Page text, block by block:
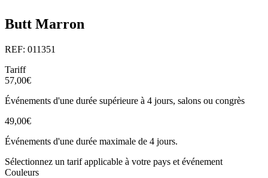
Butt Marron
REF: 011351
Tariff
57,00€
Événements d'une durée supérieure à 4 jours, salons ou congrès
49,00€
Événements d'une durée maximale de 4 jours.
Sélectionnez un tarif applicable à votre pays et événement
Couleurs